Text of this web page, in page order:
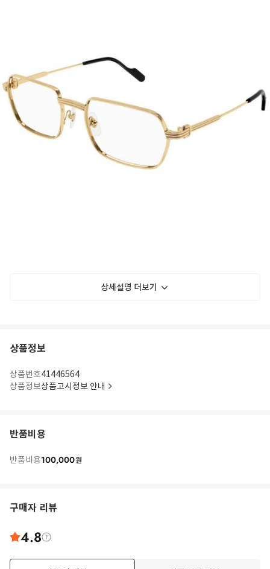
상세설명 더보기
상품정보
상품번호41446564
상품정보상품고시정보 안내
반품비용
반품비용100,000원
구매자 리뷰
4.8